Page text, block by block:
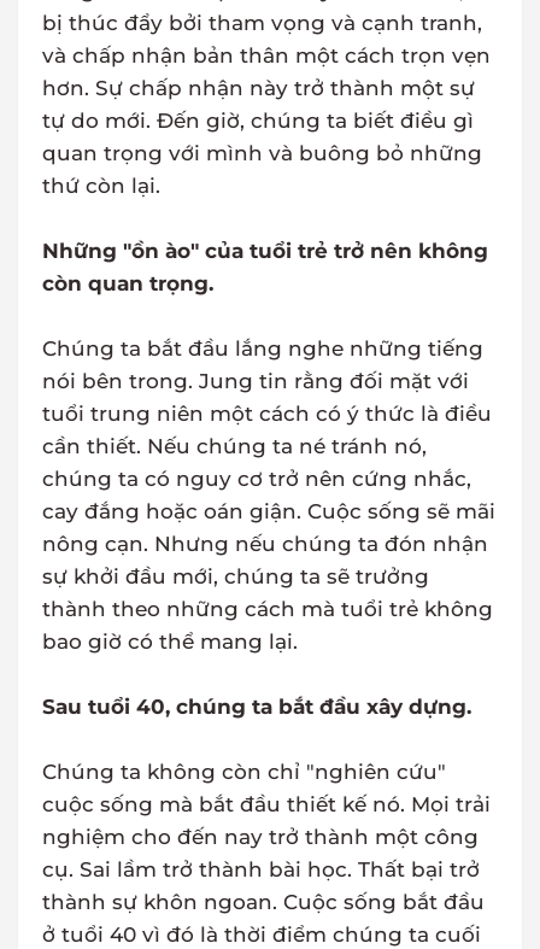
bị thúc đẩy bởi tham vọng và cạnh tranh,
và chấp nhận bản thân một cách trọn vẹn
hơn. Sự chấp nhận này trở thành một sự
tự do mới. Đến giờ, chúng ta biết điều gì
quan trọng với mình và buông bỏ những
thứ còn lại.
Những "ồn ào" của tuổi trẻ trở nên không
còn quan trọng.
Chúng ta bắt đầu lắng nghe những tiếng
nói bên trong. Jung tin rằng đối mặt với
tuổi trung niên một cách có ý thức là điều
cần thiết. Nếu chúng ta né tránh nó,
chúng ta có nguy cơ trở nên cứng nhắc,
cay đắng hoặc oán giận. Cuộc sống sẽ mãi
nông cạn. Nhưng nếu chúng ta đón nhận
sự khởi đầu mới, chúng ta sẽ trưởng
thành theo những cách mà tuổi trẻ không
bao giờ có thể mang lại.
Sau tuổi 40, chúng ta bắt đầu xây dựng.
Chúng ta không còn chỉ "nghiên cứu"
cuộc sống mà bắt đầu thiết kế nó. Mọi trải
nghiệm cho đến nay trở thành một công
cụ. Sai lầm trở thành bài học. Thất bại trở
thành sự khôn ngoan. Cuộc sống bắt đầu
ở tuổi 40 vì đó là thời điểm chúng ta cuối